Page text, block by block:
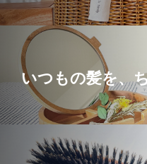
いつもの髪を、